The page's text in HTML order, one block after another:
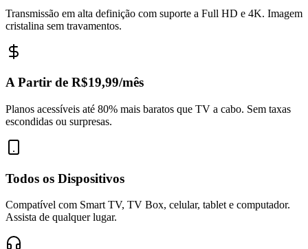
Transmissão em alta definição com suporte a Full HD e 4K. Imagem
cristalina sem travamentos.
A Partir de R$19,99/mês
Planos acessíveis até 80% mais baratos que TV a cabo. Sem taxas
escondidas ou surpresas.
Todos os Dispositivos
Compatível com Smart TV, TV Box, celular, tablet e computador.
Assista de qualquer lugar.